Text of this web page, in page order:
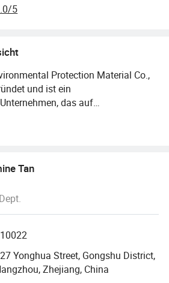
Reines PU
5
Protection Material Co.,
und ist ein
das auf
ist.das Unternehmen wurde 2012
in den letzten zehn Jahren mehrere
provinzieller und kommunaler
eine Reihe von
Unser Unternehmen hat sich
Bedürfnisse der Verbraucher"
herausragendes Forschungs- und
ausgezeichneter unabhängiger
Tan
Yonghua Street, Gongshu District,
Zhejiang, China